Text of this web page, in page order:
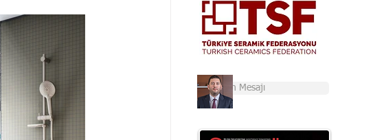
Başkan'ın Mesajı